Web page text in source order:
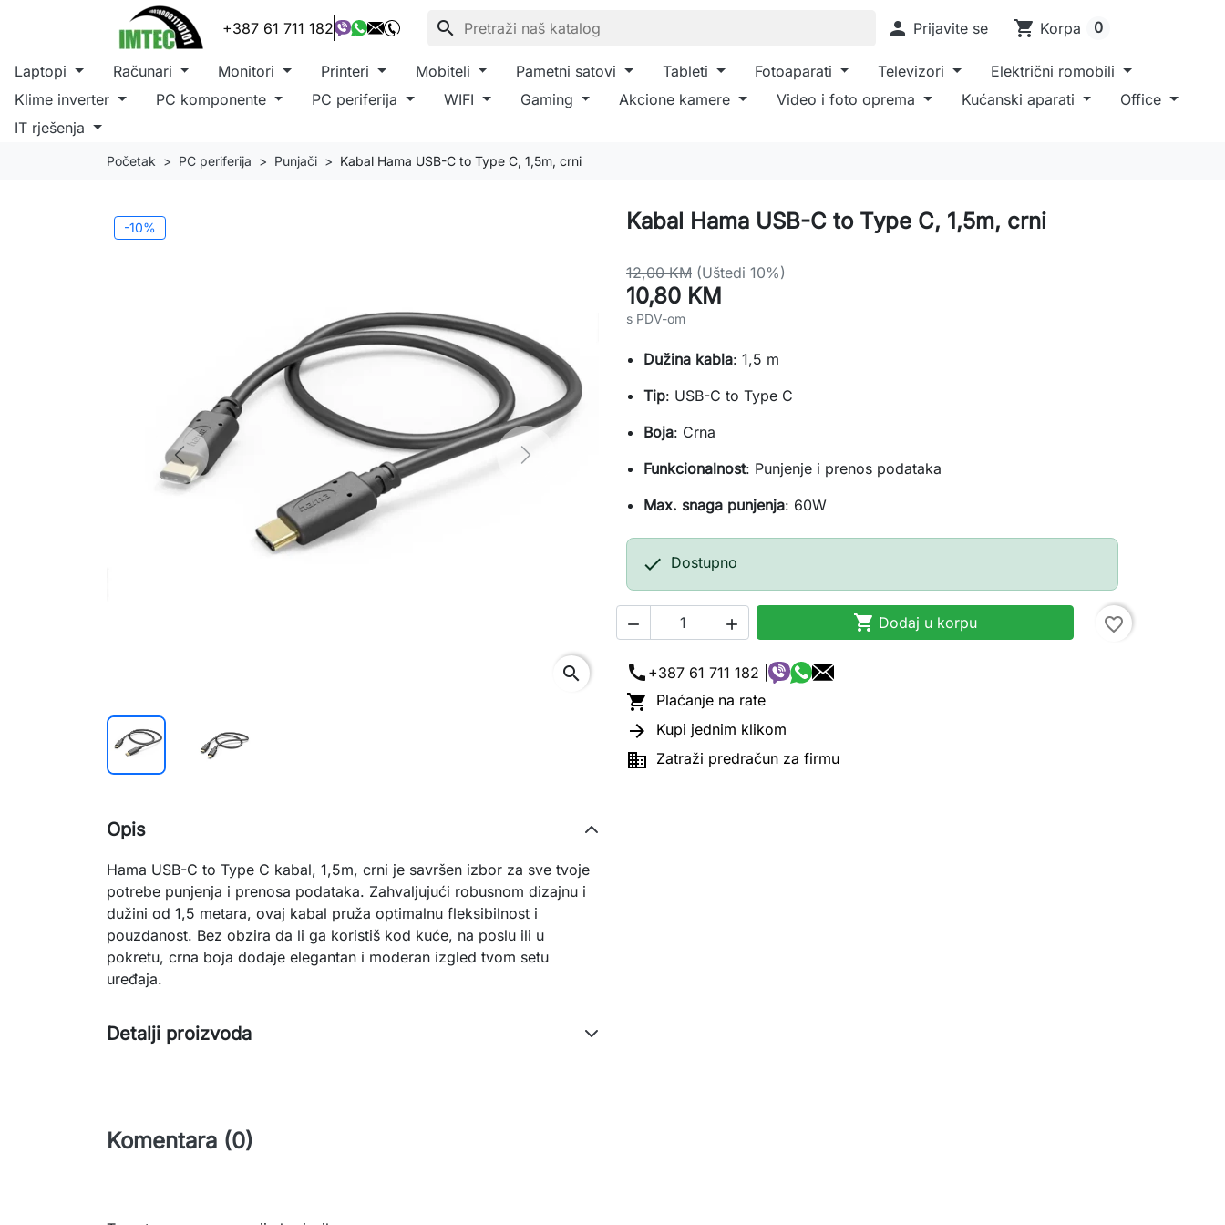
+387 61 711 182 search  Prijavite se shopping_cart Korpa 0
Laptopi Računari Monitori Printeri Mobiteli Pametni satovi Tableti Fotoaparati Televizori
Električni romobili
Klime inverter
PC komponente PC periferija WIFI Gaming Akcione kamere Video i foto oprema Kućanski aparati
Office
IT rješenja
Početak PC periferija Punjači Kabal Hama USB-C to Type C, 1,5m, crni
-10%
Previous Next
search
Kabal Hama USB-C to Type C, 1,5m, crni
12,00 KM (Uštedi 10%)
10,80 KM
s PDV-om
Dužina kabla: 1,5 m
Tip: USB-C to Type C
Boja: Crna
Funkcionalnost: Punjenje i prenos podataka
Max. snaga punjenja: 60W
 Dostupno
   Dodaj u korpu favorite_border
call +387 61 711 182 |
 Plaćanje na rate
 Kupi jednim klikom
 Zatraži predračun za firmu
Opis
Hama USB-C to Type C kabal, 1,5m, crni je savršen izbor za sve tvoje
potrebe punjenja i prenosa podataka. Zahvaljujući robusnom dizajnu i
dužini od 1,5 metara, ovaj kabal pruža optimalnu fleksibilnost i
pouzdanost. Bez obzira da li ga koristiš kod kuće, na poslu ili u
pokretu, crna boja dodaje elegantan i moderan izgled tvom setu
uređaja.
Detalji proizvoda
Komentara (0)